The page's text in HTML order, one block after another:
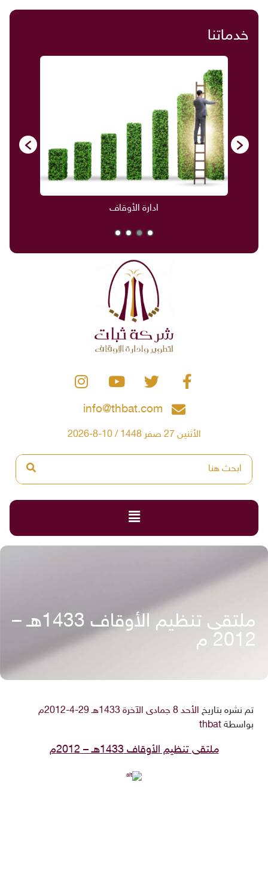
خدماتنا
ادارة الأوقاف
info@thbat.com
الأثنين 27 صفر 1448 / 10-8-2026
ملتقى تنظيم الأوقاف 1433هـ –
2012 م
تم نشره بتاريخ الأحد 8 جمادى الآخرة 1433هـ 29-4-2012م
بواسطة thbat
ملتقى تنظيم الأوقاف 1433هـ – 2012م